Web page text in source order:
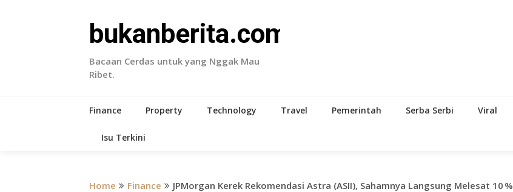
bukanberita.com
Bacaan Cerdas untuk yang Nggak Mau
Ribet.
Finance Property Technology Travel Pemerintah Serba Serbi Viral
Isu Terkini
Home Finance JPMorgan Kerek Rekomendasi Astra (ASII), Sahamnya Langsung Melesat 10 %